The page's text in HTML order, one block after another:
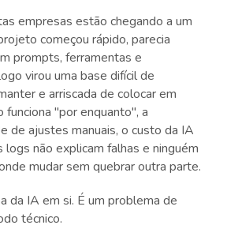
empresas estão chegando a um
começou rápido, parecia
prompts, ferramentas e
virou uma base difícil de
e arriscada de colocar em
funciona "por enquanto", a
de ajustes manuais, o custo da IA
logs não explicam falhas e ninguém
mudar sem quebrar outra parte.
da IA em si. É um problema de
técnico.